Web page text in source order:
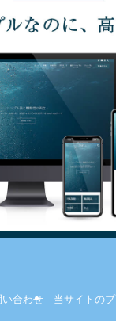
い合わせ 当サイトの